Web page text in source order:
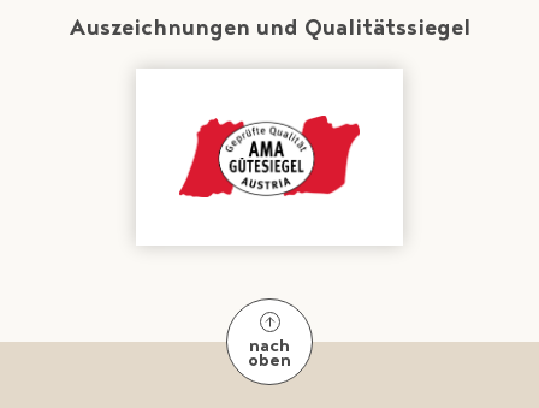
Auszeichnungen und Qualitätssiegel
nach
oben